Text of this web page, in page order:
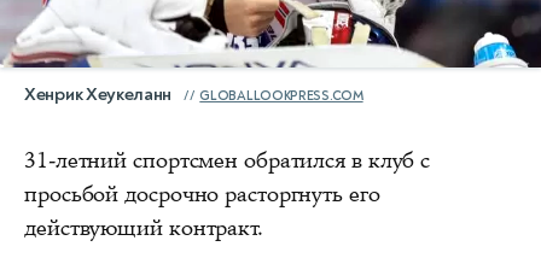
Хенрик Хеукеланн GLOBALLOOKPRESS.COM
31-летний спортсмен обратился в клуб с
просьбой досрочно расторгнуть его
действующий контракт.